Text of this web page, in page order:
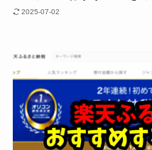
2025-07-02